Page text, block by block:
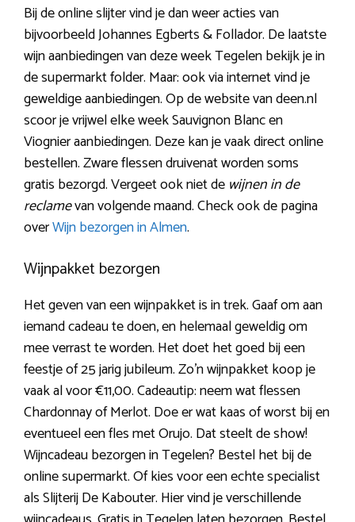
Bij de online slijter vind je dan weer acties van
bijvoorbeeld Johannes Egberts & Follador. De laatste
wijn aanbiedingen van deze week Tegelen bekijk je in
de supermarkt folder. Maar: ook via internet vind je
geweldige aanbiedingen. Op de website van deen.nl
scoor je vrijwel elke week Sauvignon Blanc en
Viognier aanbiedingen. Deze kan je vaak direct online
bestellen. Zware flessen druivenat worden soms
gratis bezorgd. Vergeet ook niet de wijnen in de
reclamevan volgende maand. Check ook de pagina
overWijn bezorgen in Almen.
Wijnpakket bezorgen
Het geven van een wijnpakket is in trek. Gaaf om aan
iemand cadeau te doen, en helemaal geweldig om
mee verrast te worden. Het doet het goed bij een
feestje of 25 jarig jubileum. Zo’n wijnpakket koop je
vaak al voor €11,00. Cadeautip: neem wat flessen
Chardonnay of Merlot. Doe er wat kaas of worst bij en
eventueel een fles met Orujo. Dat steelt de show!
Wijncadeau bezorgen in Tegelen? Bestel het bij de
online supermarkt. Of kies voor een echte specialist
als Slijterij De Kabouter. Hier vind je verschillende